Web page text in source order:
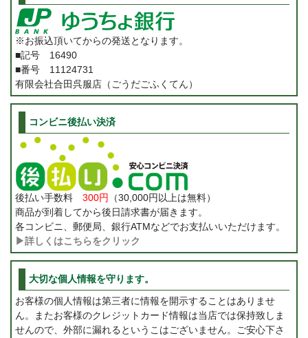
※お振込頂いてからの発送となります。
■記号 16490
■番号 11124731
有限会社合田呉服店（ごうだごふくてん）
コンビニ後払い決済
後払い手数料 300円
（30,000円以上は無料）
商品が到着してから後日請求書が届きます。
各コンビニ、郵便局、銀行ATMなどでお支払いいただけます。
▶詳しくはこちらをクリック
大切な個人情報を守ります。
お客様の個人情報は第三者に情報を開示することはありませ
ん。またお客様のクレジットカード情報は当店では保持致しま
せんので、外部に漏れるというこはございません。ご安心下さ